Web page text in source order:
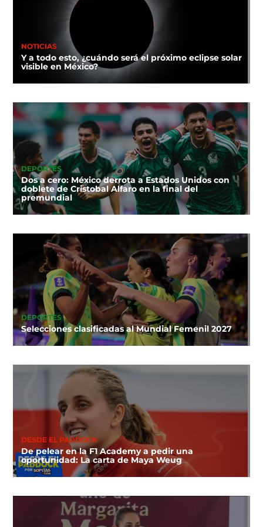
NOTICIAS
Y a todo esto, ¿cuándo será el próximo eclipse solar
visible en México?
DEPORTES
Dos a cero: México derrota a Estados Unidos con
doblete de Cristobal Alfaro en la final del
premundial
DEPORTES
Selecciones clasificadas al Mundial Femenil 2027
DESDE EL PADDOCK
De pelear en la F1 Academy a pedir una
oportunidad: La carta de Maya Weug